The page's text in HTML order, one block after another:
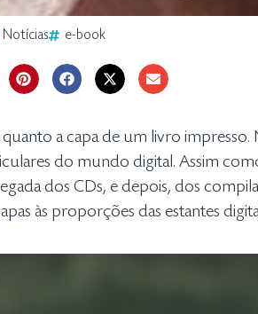
Notícias e-book
a capa de um livro
do mundo digital. Assim
dos CDs, e depois, dos
às proporções das estantes